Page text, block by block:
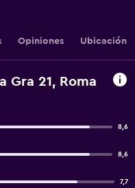
Opiniones Ubicación
Gra 21, Roma
8,6
8,6
7,7